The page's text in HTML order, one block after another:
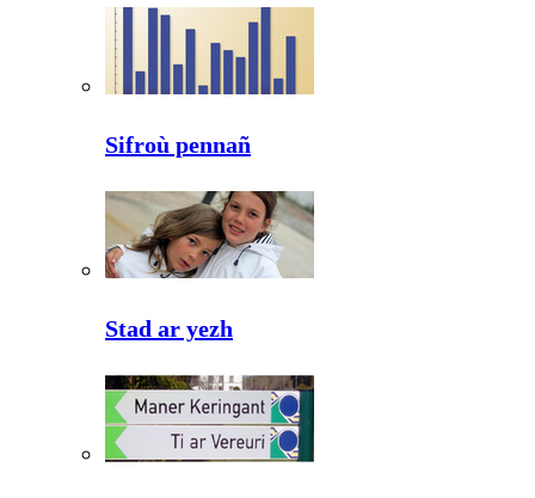
Sifroù pennañ
Stad ar yezh